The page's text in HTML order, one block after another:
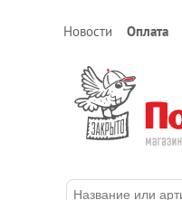
Новости Оплата